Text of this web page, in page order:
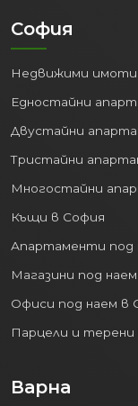
София
Недвижими
Едностайни
Двустайни
Тристайни
Многостайни
Къщи в София
Апартаменти под
Магазини под
Офиси под наем в
Парцели и терени
Варна